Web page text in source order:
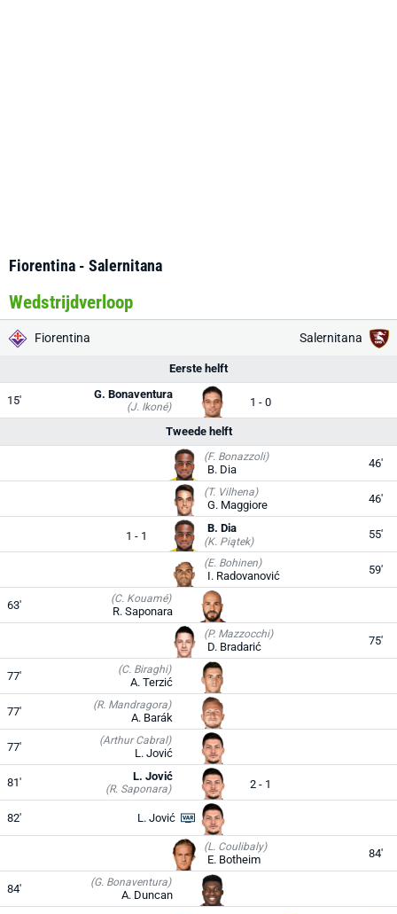
Fiorentina - Salernitana
Wedstrijdverloop
Fiorentina Salernitana
Eerste helft
15' (J. Ikoné)
G. Bonaventura
1 - 0
Tweede helft
(F. Bonazzoli)
B. Dia 46'
(T. Vilhena)
G. Maggiore 46'
1 - 1
B. Dia
(K. Piątek)
55'
(E. Bohinen)
I. Radovanović 59'
63' (C. Kouamé)
R. Saponara
(P. Mazzocchi)
D. Bradarić 75'
77' (C. Biraghi)
A. Terzić
77' (R. Mandragora)
A. Barák
77' (Arthur Cabral)
L. Jović
81' (R. Saponara)
L. Jović
2 - 1
82' L. Jović
(L. Coulibaly)
E. Botheim 84'
84' (G. Bonaventura)
A. Duncan